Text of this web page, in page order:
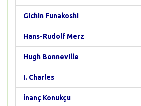
Gichin Funakoshi
Hans-Rudolf Merz
Hugh Bonneville
I. Charles
İnanç Konukçu